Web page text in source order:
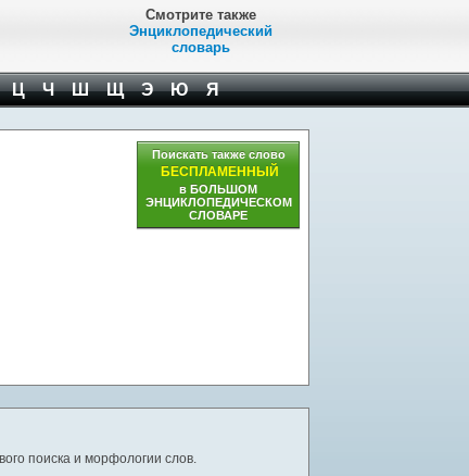
Смотрите также
Энциклопедический
словарь
Ц Ч Ш Щ Э Ю Я
Поискать также слово
БЕСПЛАМЕННЫЙ
в БОЛЬШОМ
ЭНЦИКЛОПЕДИЧЕСКОМ
СЛОВАРЕ
поиска и морфологии слов.